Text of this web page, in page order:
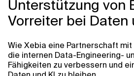
Antwort
Unterstützung von
Vorreiter bei Daten
Wie Xebia eine Partnerschaft mit
die internen Data-Engineering-
Fähigkeiten zu verbessern und